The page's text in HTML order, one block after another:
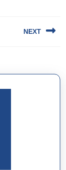
NEXT